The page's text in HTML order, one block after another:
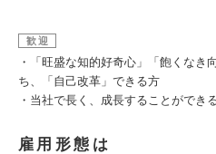
歓迎
・「旺盛な知的好奇心」「飽くなき
ち、「自己改革」できる方
・当社で長く、成長することができ
雇用形態は